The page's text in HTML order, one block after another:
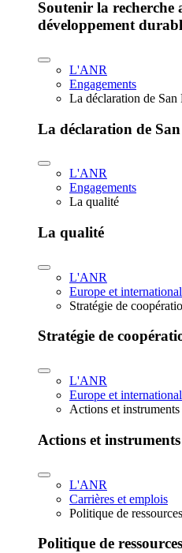
Soutenir la recherche
développement
L'ANR
Engagements
La déclaration de San
La déclaration de
L'ANR
Engagements
La qualité
La qualité
L'ANR
Europe et international
Stratégie de
Stratégie de
L'ANR
Europe et international
Actions et
Actions et
L'ANR
Carrières et emplois
Politique de
Politique de